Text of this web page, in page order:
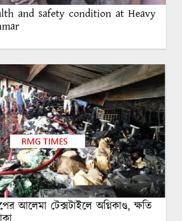
and safety condition at Heavy
আলেমা টেক্সটাইলে অগ্নিকাণ্ড, ক্ষতি